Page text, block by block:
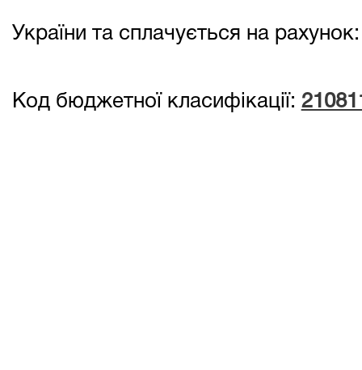
України та сплачується на рахунок:
Код бюджетної класифікації: